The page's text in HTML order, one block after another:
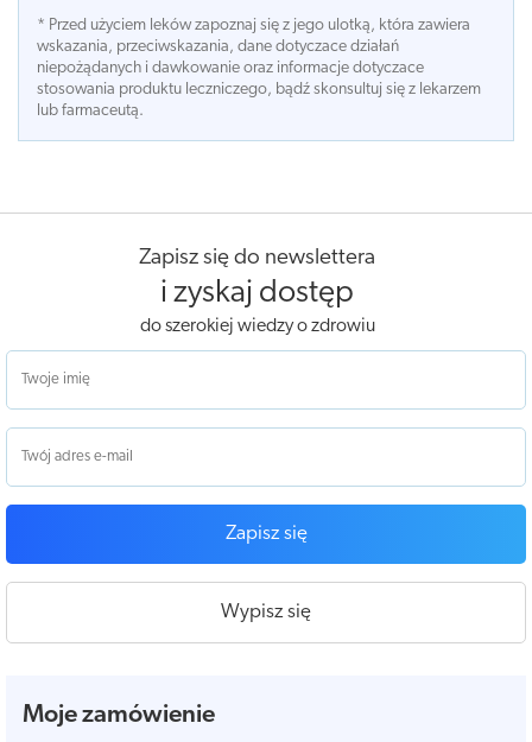
* Przed użyciem leków zapoznaj się z jego ulotką, która zawiera
wskazania, przeciwskazania, dane dotyczace działań
niepożądanych i dawkowanie oraz informacje dotyczace
stosowania produktu leczniczego, bądź skonsultuj się z lekarzem
lub farmaceutą.
Zapisz się do newslettera
i zyskaj dostęp
do szerokiej wiedzy o zdrowiu
Zapisz się
Wypisz się
Moje zamówienie